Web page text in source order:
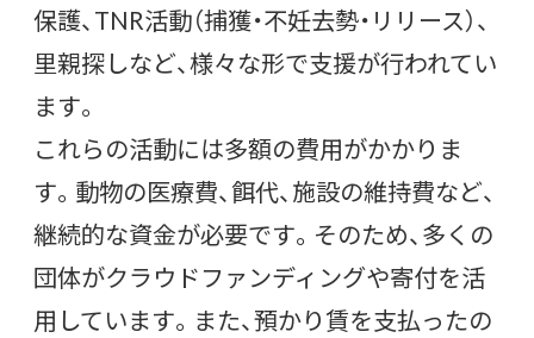
保護、TNR活動（捕獲・不妊去勢・リリース）、
里親探しなど、様々な形で支援が行われてい
ます。
これらの活動には多額の費用がかかりま
す。動物の医療費、餌代、施設の維持費など、
継続的な資金が必要です。そのため、多くの
団体がクラウドファンディングや寄付を活
用しています。また、預かり賃を支払ったの